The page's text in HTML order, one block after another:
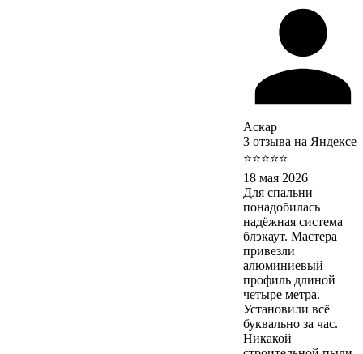
Аскар
3 отзыва на Яндексе
⭐⭐⭐⭐⭐
18 мая 2026
Для спальни
понадобилась
надёжная система
блэкаут. Мастера
привезли
алюминиевый
профиль длиной
четыре метра.
Установили всё
буквально за час.
Никакой